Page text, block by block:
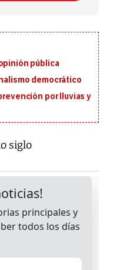
pública
democrático
por lluvias y
siglo